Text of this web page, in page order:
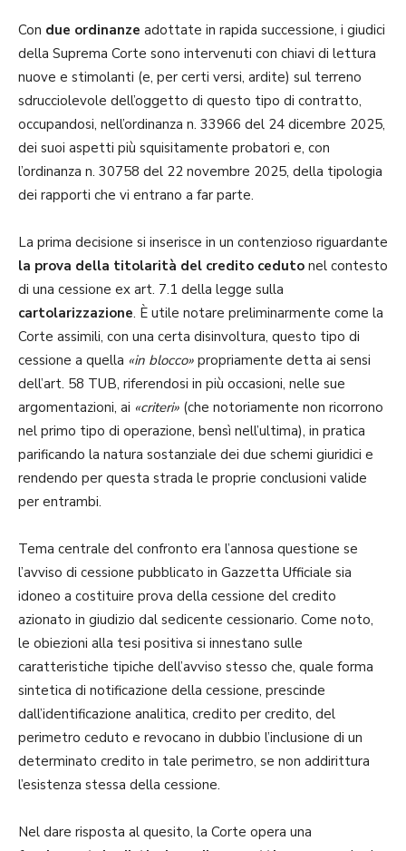
Con due ordinanze adottate in rapida successione, i giudici
della Suprema Corte sono intervenuti con chiavi di lettura
nuove e stimolanti (e, per certi versi, ardite) sul terreno
sdrucciolevole dell’oggetto di questo tipo di contratto,
occupandosi, nell’ordinanza n. 33966 del 24 dicembre 2025,
dei suoi aspetti più squisitamente probatori e, con
l’ordinanza n. 30758 del 22 novembre 2025, della tipologia
dei rapporti che vi entrano a far parte.
La prima decisione si inserisce in un contenzioso riguardante
la prova della titolarità del credito ceduto nel contesto
di una cessione ex art. 7.1 della legge sulla
cartolarizzazione. È utile notare preliminarmente come la
Corte assimili, con una certa disinvoltura, questo tipo di
cessione a quella «in blocco» propriamente detta ai sensi
dell’art. 58 TUB, riferendosi in più occasioni, nelle sue
argomentazioni, ai «criteri» (che notoriamente non ricorrono
nel primo tipo di operazione, bensì nell’ultima), in pratica
parificando la natura sostanziale dei due schemi giuridici e
rendendo per questa strada le proprie conclusioni valide
per entrambi.
Tema centrale del confronto era l’annosa questione se
l’avviso di cessione pubblicato in Gazzetta Ufficiale sia
idoneo a costituire prova della cessione del credito
azionato in giudizio dal sedicente cessionario. Come noto,
le obiezioni alla tesi positiva si innestano sulle
caratteristiche tipiche dell’avviso stesso che, quale forma
sintetica di notificazione della cessione, prescinde
dall’identificazione analitica, credito per credito, del
perimetro ceduto e revocano in dubbio l’inclusione di un
determinato credito in tale perimetro, se non addirittura
l’esistenza stessa della cessione.
Nel dare risposta al quesito, la Corte opera una